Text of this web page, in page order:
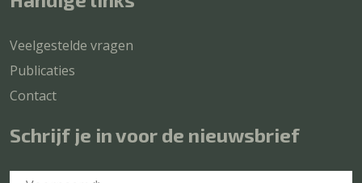
Veelgestelde vragen
Publicaties
Contact
Schrijf je in voor de nieuwsbrief